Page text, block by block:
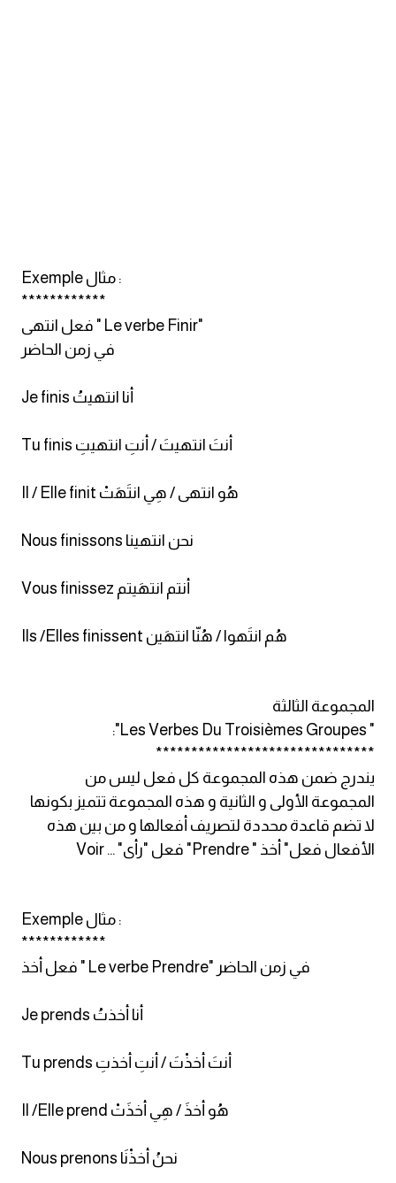
Exemple مثال :
************
فعل انتهى " Le verbe Finir"
في زمن الحاضر
Je finis أنا انتهيتُ
Tu finis أنتَ انتهيتَ / أنتِ انتهيتِ
Il / Elle finit هُو انتهى / هِي انتَهَتْ
Nous finissons نحن انتهينا
Vous finissez أنتم انتهَيتم
Ils /Elles finissent هُم انتَهوا / هُنّا انتهَين
المجموعة الثالثة
" Les Verbes Du Troisièmes Groupes":
*******************************
يندرج ضمن هذه المجموعة كل فعل ليس من
المجموعة الأولى و الثانية و هذه المجموعة تتميز بكونها
لا تضم قاعدة محددة لتصريف أفعالها و من بين هذه
الأفعال فعل" أخذ " Prendre" فعل "رأى" … Voir
Exemple مثال :
************
فعل أخذ " Le verbe Prendre" في زمن الحاضر
Je prends أنا أخذتُ
Tu prends أنتَ أخذْتَ / أنتِ أخذتِ
Il /Elle prend هُو أخذَ / هِي أخذَتْ
Nous prenons نحنُ أخذْنَا